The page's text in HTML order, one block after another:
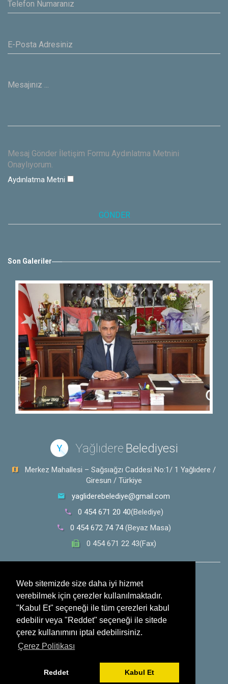
Web sitemizde size daha iyi hizmet
verebilmek için çerezler kullanılmaktadır.
"Kabul Et" seçeneği ile tüm çerezleri kabul
edebilir veya "Reddet" seçeneği ile sitede
çerez kullanımını iptal edebilirsiniz.
Çerez Politikası
Reddet Kabul Et
Mesaj Gönder İletişim Formu Aydınlatma Metnini
Onaylıyorum.
Aydınlatma Metni
Son Galeriler
Y Yağlıdere Belediyesi
Merkez Mahallesi – Sağsıağzı Caddesi No:1/ 1 Yağlıdere /
Giresun / Türkiye
yagliderebelediye@gmail.com
0 454 671 20 40(Belediye)
0 454 672 74 74(Beyaz Masa)
0 454 671 22 43(Fax)
0 532 353 30 28(Whatsapp İhbar Hattı)
Sosyal Medya